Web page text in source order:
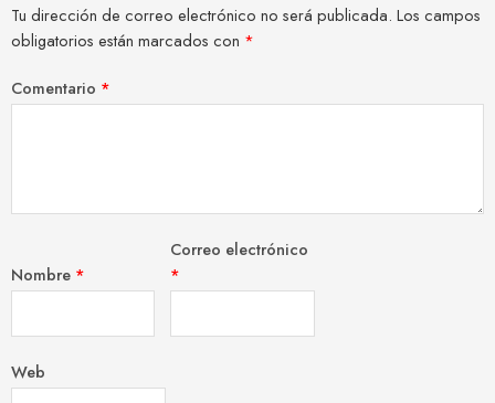
Tu dirección de correo electrónico no será publicada. Los campos
obligatorios están marcados con *
Comentario *
Nombre *
Correo electrónico
*
Web